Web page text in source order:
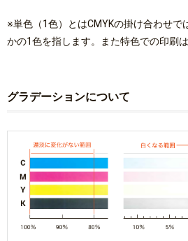
※単色（1色）とはCMYKの掛け合わせで
かの1色を指します。また特色での印刷
グラデーションについて